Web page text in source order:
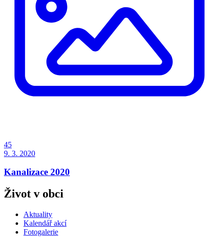
45
9. 3. 2020
Kanalizace 2020
Život v obci
Aktuality
Kalendář akcí
Fotogalerie